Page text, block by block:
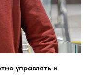
управлять и